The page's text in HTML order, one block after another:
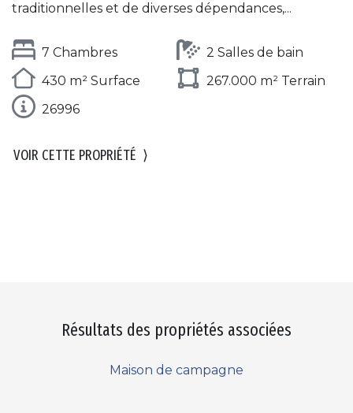
traditionnelles et de diverses dépendances,...
7 Chambres
2 Salles de bain
430 m² Surface
267.000 m² Terrain
26996
VOIR CETTE PROPRIÉTÉ ⟩
Résultats des propriétés associées
Maison de campagne